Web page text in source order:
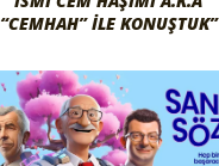
“CEMHAH” İLE KONUŞTUK”